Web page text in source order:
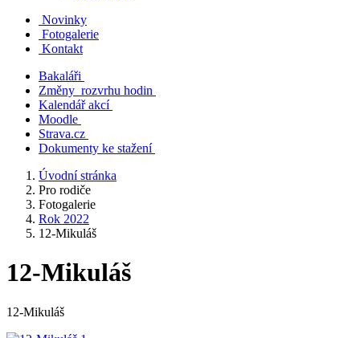
Novinky
Fotogalerie
Kontakt
Bakaláři
Změny rozvrhu hodin
Kalendář akcí
Moodle
Strava.cz
Dokumenty ke stažení
Úvodní stránka
Pro rodiče
Fotogalerie
Rok 2022
12-Mikuláš
12-Mikuláš
12-Mikuláš